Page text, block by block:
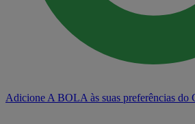
Adicione A BOLA às suas preferências do